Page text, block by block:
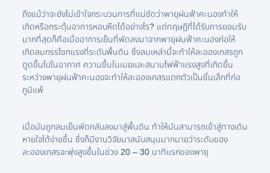
ถึงแม้ว่าจะยังไม่เข้าใจกระบวนการที่แน่ชัดว่าพายุฝนฟ้าคะนองทำให้
เกิดหรือกระตุ้นอาการหอบหืดได้อย่างไร? แต่ทฤษฎีที่ได้รับการยอมรับ
มากที่สุดก็คือเมื่ออาการเย็นที่พัดลงมาจากพายุฝนฟ้าคะนองก่อให้
เกิดลมกรรโชกแรงที่ระดับพื้นดิน ซึ่งลมเหล่านี้จะทำให้ละอองเกสรถูก
ดูดขึ้นไปในอากาศ ความชื้นในเมฆและสนามไฟฟ้าแรงสูงที่เกิดขึ้น
ระหว่างพายุฝนฟ้าคะนองจะทำให้ละอองเกสรแตกตัวเป็นชิ้นเล็กที่ก่อ
ภูมิแพ้
เมื่อมันถูกลมเย็นพัดกลับลงมาสู่พื้นดิน ทำให้มันสามารถเข้าสู่ทางเดิน
หายใจได้ง่ายขึ้น ซึ่งก็มีงานวิจัยมาสนับสนุนมากมายว่าระดับของ
ละอองเกสรจะพุ่งสูงขึ้นในช่วง 20 – 30 นาทีแรกของพายุ